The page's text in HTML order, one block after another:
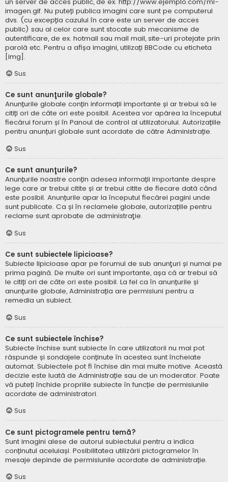
imagen.gif. Nu puteți publica imagini care sunt pe computerul
dvs. (cu excepția cazului în care este un server de acces
public) sau al celor care sunt stocate sub mecanisme de
autentificare, de ex. hotmail sau mail mail, site-uri protejate prin
parolă etc. Pentru a afișa imagini, utilizați BBCode cu eticheta
[img].
Sus
Ce sunt anunţurile globale?
Anunțurile globale conțin informații importante și ar trebui să le
citiți ori de câte ori este posibil. Acestea vor apărea la începutul
fiecărui forum și în Panoul de control al utilizatorului. Autorizațiile
pentru anunțuri globale sunt acordate de către Administrație.
Sus
Ce sunt anunţurile?
Anunțurile noastre conțin adesea informații importante despre
lege care ar trebui citite și ar trebui citite de fiecare dată când
este posibil. Anunțurile apar la începutul fiecărei pagini unde
sunt publicate. Ca și în reclamele globale, autorizațiile pentru
reclame sunt aprobate de administraţie.
Sus
Ce sunt subiectele lipicioase?
Subiecte lipicioase apar pe forumul de sub anunţuri și numai pe
prima pagină. De multe ori sunt importante, așa că ar trebui să
le citiți ori de câte ori este posibil. La fel ca în anunțurile și
anunțurile globale, Administrația are permisiuni pentru a
remedia un subiect.
Sus
Ce sunt subiectele închise?
Subiecte închise sunt subiecte în care utilizatorii nu mai pot
răspunde și sondajele conținute în acestea sunt încheiate
automat. Subiectele pot fi închise din mai multe motive. Această
decizie este luată de Administrație sau de un moderator. Poate
vă puteți închide propriile subiecte în funcție de permisiunile
acordate de administratori.
Sus
Ce sunt pictogramele pentru temă?
Sunt imagini alese de autorul subiectului pentru a indica
conținutul aceluiași. Posibilitatea utilizării pictogramelor în
mesaje depinde de permisiunile acordate de administrație.
Sus